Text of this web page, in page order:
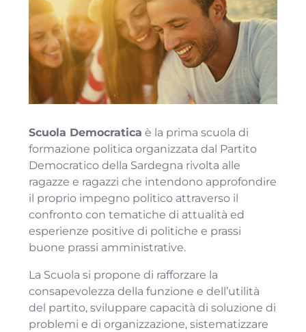
Scuola Democratica è la prima scuola di
formazione politica organizzata dal Partito
Democratico della Sardegna rivolta alle
ragazze e ragazzi che intendono approfondire
il proprio impegno politico attraverso il
confronto con tematiche di attualità ed
esperienze positive di politiche e prassi
buone prassi amministrative.
La Scuola si propone di rafforzare la
consapevolezza della funzione e dell’utilità
del partito, sviluppare capacità di soluzione di
problemi e di organizzazione, sistematizzare